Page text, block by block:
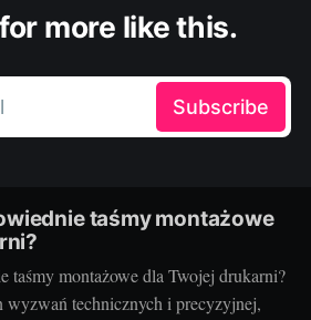
more like this.
Subscribe
taśmy montażowe
taśmy montażowe dla Twojej drukarni?
wyzwań technicznych i precyzyjnej,